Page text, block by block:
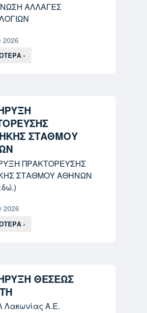
ΑΛΛΑΓΕΣ
2026
›
ΣΤΑΘΜΟΥ
ΠΡΑΚΤΟΡΕΥΣΗΣ
ΣΤΑΘΜΟΥ ΑΘΗΝΩΝ
2026
›
ΘΕΣΕΩΣ
Λακωνίας Α.Ε.